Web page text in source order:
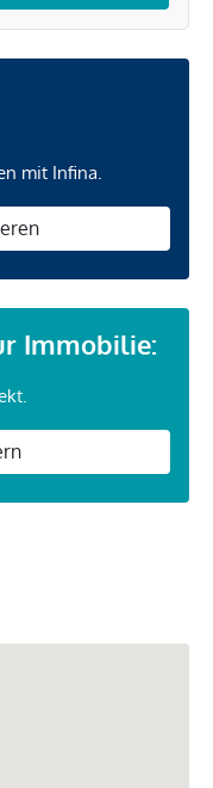
mit Infina.
Immobilie: